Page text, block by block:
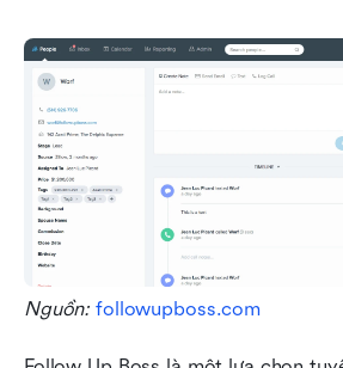
Nguồn: followupboss.com